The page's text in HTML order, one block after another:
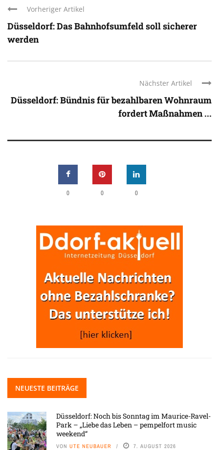
Vorheriger Artikel
Düsseldorf: Das Bahnhofsumfeld soll sicherer
werden
Nächster Artikel
Düsseldorf: Bündnis für bezahlbaren Wohnraum
fordert Maßnahmen ...
0 0 0
NEUESTE BEITRÄGE
Düsseldorf: Noch bis Sonntag im Maurice-Ravel-
Park – „Liebe das Leben – pempelfort music
weekend“
VON UTE NEUBAUER 7. AUGUST 2026